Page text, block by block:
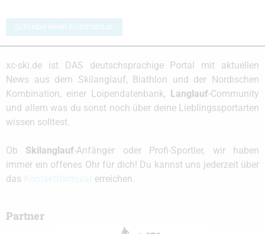
Schreibe einen Kommentar
xc-ski.de ist DAS deutschsprachige Portal mit aktuellen
News aus dem Skilanglauf, Biathlon und der Nordischen
Kombination, einer Loipendatenbank, Langlauf-Community
und allem was du sonst noch über deine Lieblingssportarten
wissen solltest.
Ob Skilanglauf-Anfänger oder Profi-Sportler, wir haben
immer ein offenes Ohr für dich! Du kannst uns jederzeit über
das
erreichen.
Partner